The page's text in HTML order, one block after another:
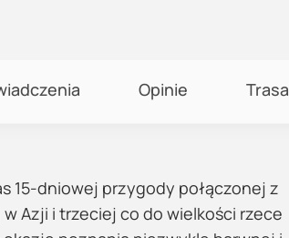
Opinie Trasa
15-dniowej przygody połączonej z
Azji i trzeciej co do wielkości rzece